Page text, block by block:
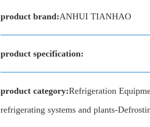
product brand:ANHUI TIANHAO
product specification:
product category:Refrigeration
refrigerating systems and plants-